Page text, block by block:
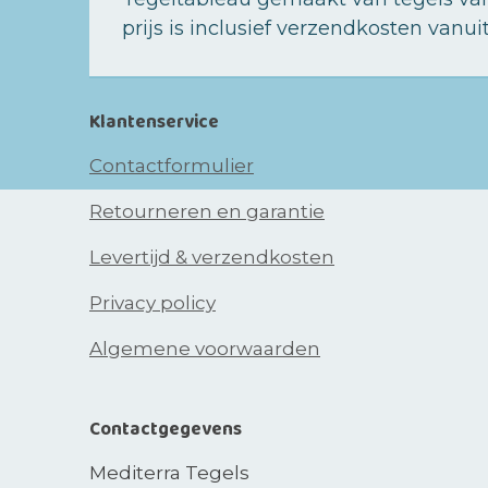
prijs is inclusief verzendkosten
Klantenservice
Contactformulier
Retourneren en garantie
Levertijd & verzendkosten
Privacy policy
Algemene voorwaarden
Contactgegevens
Mediterra Tegels